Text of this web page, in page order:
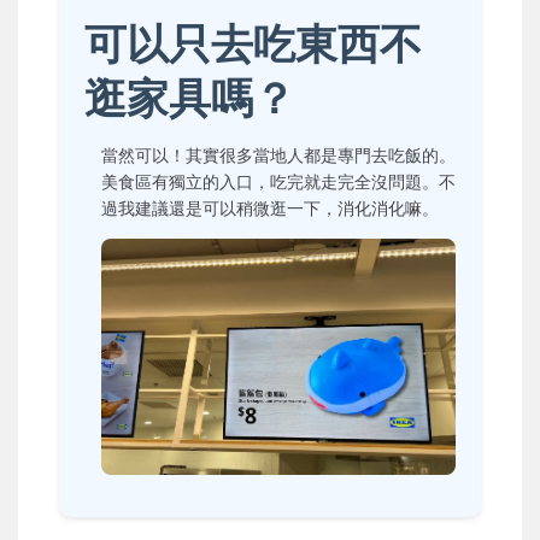
可以只去吃東西不
逛家具嗎？
當然可以！其實很多當地人都是專門去吃飯的。
美食區有獨立的入口，吃完就走完全沒問題。不
過我建議還是可以稍微逛一下，消化消化嘛。